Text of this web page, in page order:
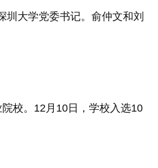
圳大学党委书记。俞仲文和刘
校。12月10日，学校入选10